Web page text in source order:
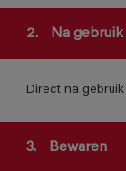
2. Na gebruik
Direct na
3. Bewaren